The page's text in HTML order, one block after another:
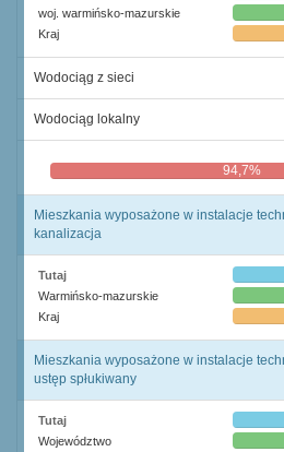
woj. warmińsko-mazurskie
Kraj
Wodociąg z sieci
Wodociąg lokalny
94,7%
Mieszkania wyposażone w instalacje
kanalizacja
Tutaj
Warmińsko-mazurskie
Kraj
Mieszkania wyposażone w instalacje
ustęp spłukiwany
Tutaj
Województwo